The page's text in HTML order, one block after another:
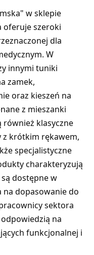
" w sklepie
oferuje szeroki
dla
. W
innymi tuniki
zamek,
oraz kieszeń na
z mieszanki
również klasyczne
krótkim rękawem,
specjalistyczne
charakteryzują
dostępne w
na dopasowanie do
sektora
na
funkcjonalnej i